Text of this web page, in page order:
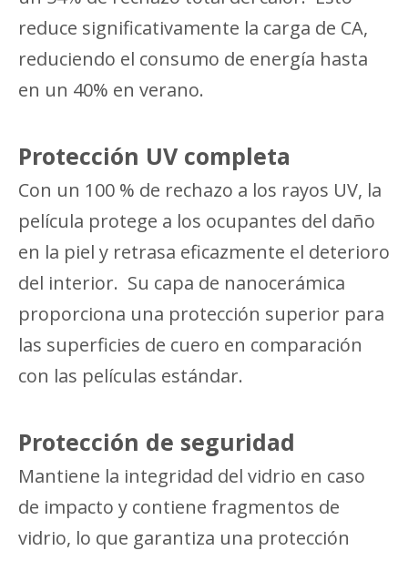
reduce significativamente la carga de CA,
reduciendo el consumo de energía hasta
en un 40% en verano.
Protección UV completa
Con un 100 % de rechazo a los rayos UV, la
película protege a los ocupantes del daño
en la piel y retrasa eficazmente el deterioro
del interior. Su capa de nanocerámica
proporciona una protección superior para
las superficies de cuero en comparación
con las películas estándar.
Protección de seguridad
Mantiene la integridad del vidrio en caso
de impacto y contiene fragmentos de
vidrio, lo que garantiza una protección